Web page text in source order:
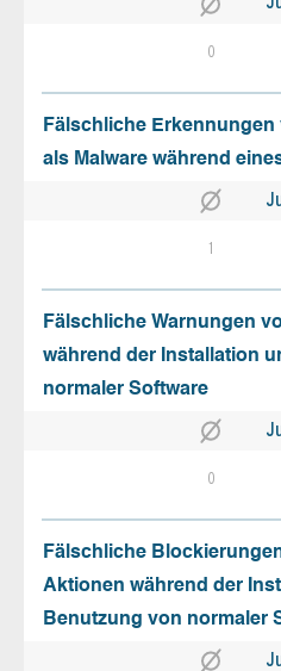
0
Fälschliche
als Malware während
1
Fälschliche Warnungen
während der Installation
normaler Software
0
Fälschliche
Aktionen während der
Benutzung von normaler